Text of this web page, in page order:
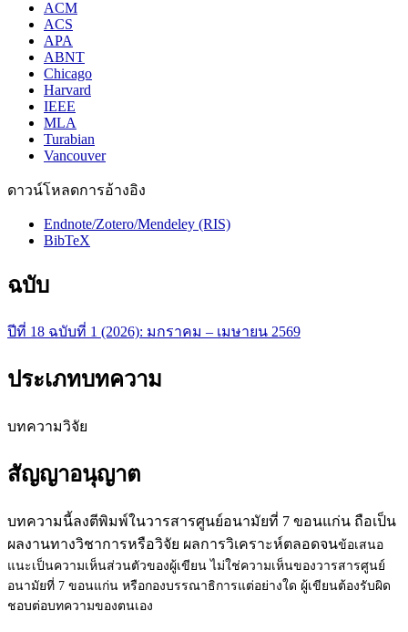
ACM
ACS
APA
ABNT
Chicago
Harvard
IEEE
MLA
Turabian
Vancouver
ดาวน์โหลดการอ้างอิง
Endnote/Zotero/Mendeley (RIS)
BibTeX
ฉบับ
ปีที่ 18 ฉบับที่ 1 (2026): มกราคม – เมษายน 2569
ประเภทบทความ
บทความวิจัย
สัญญาอนุญาต
บทความนี้ลงตีพิมพ์ในวารสารศูนย์อนามัยที่ 7 ขอนแก่น ถือเป็น
ผลงานทางวิชาการหรือวิจัย ผลการวิเคราะห์ตลอดจนข้อเสนอ
แนะเป็นความเห็นส่วนตัวของผู้เขียน ไม่ใช่ความเห็นของวารสารศูนย์
อนามัยที่ 7 ขอนแก่น หรือกองบรรณาธิการแต่อย่างใด ผู้เขียนต้องรับผิด
ชอบต่อบทความของตนเอง